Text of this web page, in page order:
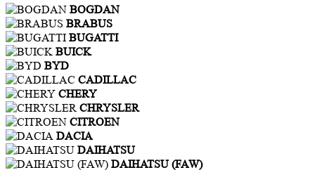
BOGDAN
BRABUS
BUGATTI
BUICK
BYD
CADILLAC
CHERY
CHRYSLER
CITROEN
DACIA
DAIHATSU
DAIHATSU (FAW)